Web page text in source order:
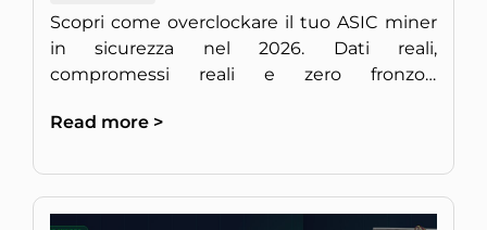
Scopri come overclockare il tuo ASIC miner
in sicurezza nel 2026. Dati reali,
compromessi reali e zero fronzoli,
hardware.
Read more >